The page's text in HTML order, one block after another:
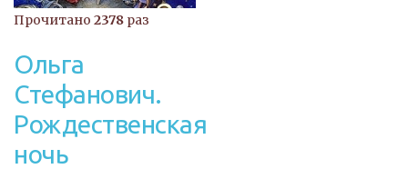
Прочитано 2378 раз
Ольга
Стефанович.
Рождественская
ночь